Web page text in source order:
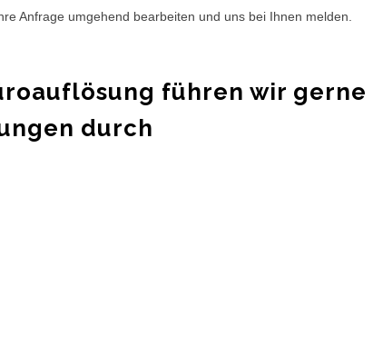
Anfrage umgehend bearbeiten und uns bei Ihnen melden.
führen wir gerne
durch